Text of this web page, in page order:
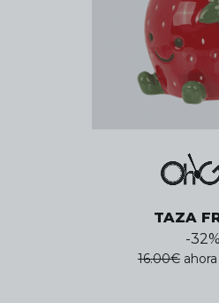
TAZA
-32%
16.00€ ahora